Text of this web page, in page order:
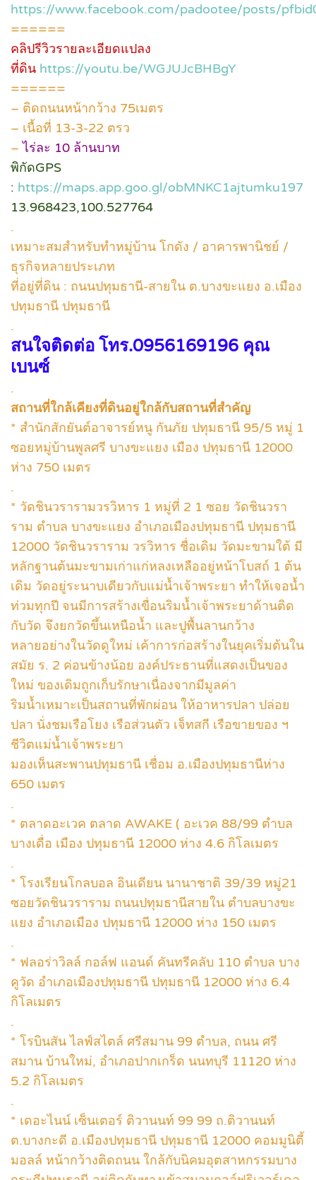
https://www.facebook.com/padootee/posts/
======
คลิปรีวิวรายละเอียดแปลง
ที่ดิน https://youtu.be/WGJUJcBHBgY
======
– ติดถนนหน้ากว้าง 75เมตร
– เนื้อที่ 13-3-22 ตรว
–ไร่ละ 10 ล้านบาท
พิกัดGPS
: https://maps.app.goo.gl/obMNKC1ajtumku197
13.968423,100.527764
.
เหมาะสมสำหรับทำหมู่บ้าน โกดัง / อาคารพานิชย์ /
ธุรกิจหลายประเภท
ที่อยู่ที่ดิน : ถนนปทุมธานี-สายใน ต.บางขะแยง อ.เมือง
ปทุมธานี ปทุมธานี
.
สนใจติดต่อ โทร.0956169196 คุณ
เบนซ์
.
สถานที่ใกล้เคียงที่ดินอยู่ใกล้กับสถานที่สำคัญ
* สำนักสักยันต์อาจารย์หนู กันภัย ปทุมธานี 95/5 หมู่ 1
ซอยหมู่บ้านพูลศรี บางขะแยง เมือง ปทุมธานี 12000
ห่าง 750 เมตร
.
* วัดชินวรารามวรวิหาร 1 หมู่ที่ 2 1 ซอย วัดชินวรา
ราม ตำบล บางขะแยง อำเภอเมืองปทุมธานี ปทุมธานี
12000 วัดชินวราราม วรวิหาร ชื่อเดิม วัดมะขามใต้ มี
หลักฐานต้นมะขามเก่าแก่หลงเหลืออยู่หน้าโบสถ์ 1 ต้น
เดิม วัดอยู่ระนาบเดียวกับแม่น้ำเจ้าพระยา ทำให้เจอน้ำ
ท่วมทุกปี จนมีการสร้างเขื่อนริมน้ำเจ้าพระยาด้านติด
กับวัด จึงยกวัดขึ้นเหนือน้ำ และปูพื้นลานกว้าง
หลายอย่างในวัดดูใหม่ เค้าการก่อสร้างในยุคเริ่มต้นใน
สมัย ร. 2 ค่อนข้างน้อย องค์ประธานที่แสดงเป็นของ
ใหม่ ของเดิมถูกเก็บรักษาเนื่องจากมีมูลค่า
ริมน้ำเหมาะเป็นสถานที่พักผ่อน ให้อาหารปลา ปล่อย
ปลา นั่งชมเรือโยง เรือส่วนตัว เจ็ทสกี เรือขายของ ฯ
ชีวิตแม่น้ำเจ้าพระยา
มองเห็นสะพานปทุมธานี เชื่อม อ.เมืองปทุมธานีห่าง
650 เมตร
.
* ตลาดอะเวค ตลาด AWAKE ( อะเวค 88/99 ตำบล
บางเดื่อ เมือง ปทุมธานี 12000 ห่าง 4.6 กิโลเมตร
.
* โรงเรียนโกลบอล อินเดียน นานาชาติ 39/39 หมู่21
ซอยวัดชินวราราม ถนนปทุมธานีสายใน ตำบลบางขะ
แยง อำเภอเมือง ปทุมธานี 12000 ห่าง 150 เมตร
.
* ฟลอร่าวิลล์ กอล์ฟ แอนด์ คันทรีคลับ 110 ตำบล บาง
คูวัด อำเภอเมืองปทุมธานี ปทุมธานี 12000 ห่าง 6.4
กิโลเมตร
.
* โรบินสัน ไลฟ์สไตล์ ศรีสมาน 99 ตําบล, ถนน ศรี
สมาน บ้านใหม่, อำเภอปากเกร็ด นนทบุรี 11120 ห่าง
5.2 กิโลเมตร
.
* เดอะไนน์ เซ็นเตอร์ ติวานนท์ 99 99 ถ.ติวานนท์
ต.บางกะดี อ.เมืองปทุมธานี ปทุมธานี 12000 คอมมูนิตี้
มอลล์ หน้ากว้างติดถนน ใกล้กับนิคมอุตสาหกรรมบาง